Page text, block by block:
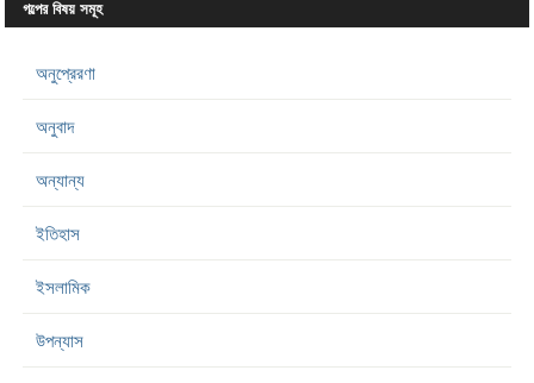
গল্পের বিষয় সমূহ
অনুপ্রেরণা
অনুবাদ
অন্যান্য
ইতিহাস
ইসলামিক
উপন্যাস